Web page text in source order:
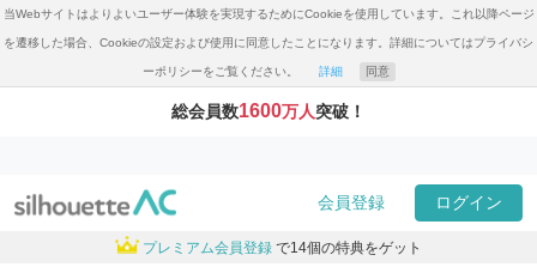
当Webサイトはよりよいユーザー体験を実現するためにCookieを使用しています。これ以降ページ
を遷移した場合、Cookieの設定および使用に同意したことになります。詳細についてはプライバシ
ーポリシーをご覧ください。 詳細 同意
総会員数1600万人突破！
会員登録 ログイン
プレミアム会員登録 で14個の特典をゲット